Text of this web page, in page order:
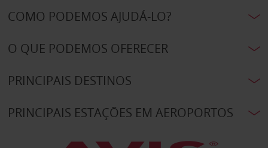
COMO PODEMOS AJUDÁ-LO?
O QUE PODEMOS OFERECER
PRINCIPAIS DESTINOS
PRINCIPAIS ESTAÇÕES EM AEROPORTOS